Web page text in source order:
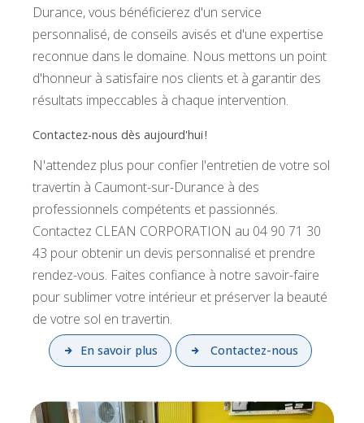
Durance, vous bénéficierez d'un service
personnalisé, de conseils avisés et d'une expertise
reconnue dans le domaine. Nous mettons un point
d'honneur à satisfaire nos clients et à garantir des
résultats impeccables à chaque intervention.
Contactez-nous dès aujourd'hui !
N'attendez plus pour confier l'entretien de votre sol
travertin à Caumont-sur-Durance à des
professionnels compétents et passionnés.
Contactez CLEAN CORPORATION au 04 90 71 30
43 pour obtenir un devis personnalisé et prendre
rendez-vous. Faites confiance à notre savoir-faire
pour sublimer votre intérieur et préserver la beauté
de votre sol en travertin.
En savoir plus Contactez-nous